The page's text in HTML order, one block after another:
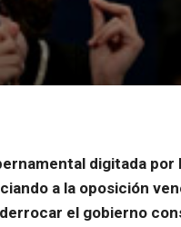
digitada por
a la oposición
el gobierno